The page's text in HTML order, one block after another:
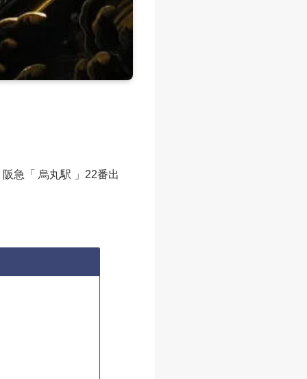
急「 烏丸駅 」22番出